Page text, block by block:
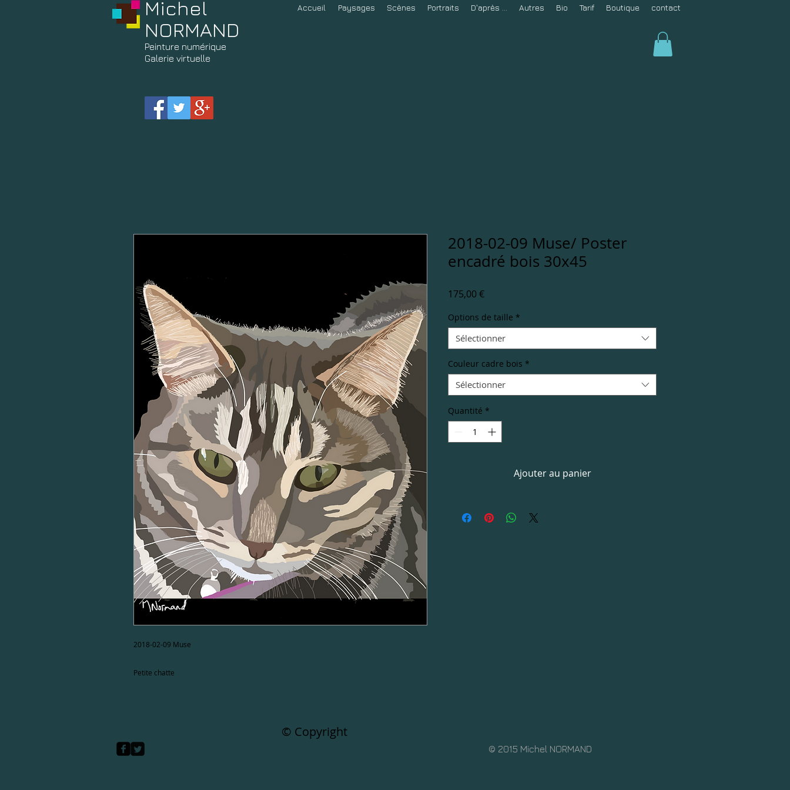
Michel
NORMAND
Peinture numérique
Galerie virtuelle
Accueil Paysages Scènes Portraits D'après ... Autres Bio Tarif Boutique contact
2018-02-09 Muse
Petite chatte
2018-02-09 Muse/ Poster
encadré bois 30x45
175,00 €Prix
Options de taille *
Sélectionner
Couleur cadre bois *
Sélectionner
Quantité *
Ajouter au panier
© 2015 Michel NORMAND
© Copyright